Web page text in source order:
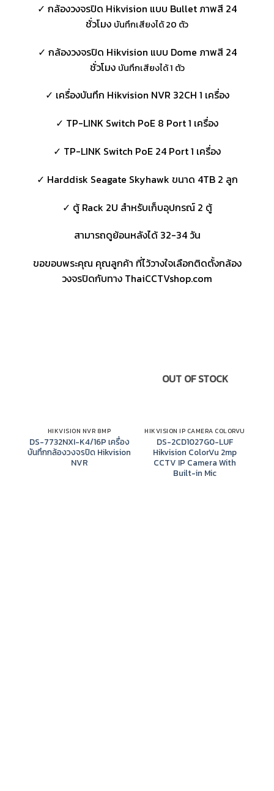
✓ กล้องวงจรปิด Hikvision แบบ Bullet ภาพสี 24
ชั่วโมง บันทึกเสียงได้ 20 ตัว
✓ กล้องวงจรปิด Hikvision แบบ Dome ภาพสี 24
ชั่วโมง บันทึกเสียงได้ 1 ตัว
✓ เครื่องบันทึก Hikvision NVR 32CH 1 เครื่อง
✓ TP-LINK Switch PoE 8 Port 1 เครื่อง
✓ TP-LINK Switch PoE 24 Port 1 เครื่อง
✓ Harddisk Seagate Skyhawk ขนาด 4TB 2 ลูก
✓ ตู้ Rack 2U สำหรับเก็บอุปกรณ์ 2 ตู้
สามารถดูย้อนหลังได้ 32-34 วัน
ขอขอบพระคุณ คุณลูกค้า ที่ไว้วางใจเลือกติดตั้งกล้อง
วงจรปิดกับทาง ThaiCCTVshop.com
HIKVISION NVR 8MP
DS-7732NXI-K4/16P เครื่อง
บันทึกกล้องวงจรปิด Hikvision
NVR
OUT OF STOCK
HIKVISION IP CAMERA COLORVU
DS-2CD1027G0-LUF
Hikvision ColorVu 2mp
CCTV IP Camera With
Built-in Mic